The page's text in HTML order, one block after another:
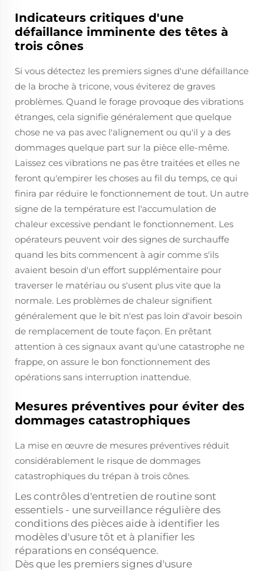
Indicateurs critiques d'une
défaillance imminente des têtes à
trois cônes
Si vous détectez les premiers signes d'une défaillance
de la broche à tricone, vous éviterez de graves
problèmes. Quand le forage provoque des vibrations
étranges, cela signifie généralement que quelque
chose ne va pas avec l'alignement ou qu'il y a des
dommages quelque part sur la pièce elle-même.
Laissez ces vibrations ne pas être traitées et elles ne
feront qu'empirer les choses au fil du temps, ce qui
finira par réduire le fonctionnement de tout. Un autre
signe de la température est l'accumulation de
chaleur excessive pendant le fonctionnement. Les
opérateurs peuvent voir des signes de surchauffe
quand les bits commencent à agir comme s'ils
avaient besoin d'un effort supplémentaire pour
traverser le matériau ou s'usent plus vite que la
normale. Les problèmes de chaleur signifient
généralement que le bit n'est pas loin d'avoir besoin
de remplacement de toute façon. En prêtant
attention à ces signaux avant qu'une catastrophe ne
frappe, on assure le bon fonctionnement des
opérations sans interruption inattendue.
Mesures préventives pour éviter des
dommages catastrophiques
La mise en œuvre de mesures préventives réduit
considérablement le risque de dommages
catastrophiques du trépan à trois cônes.
Les contrôles d'entretien de routine sont
essentiels - une surveillance régulière des
conditions des pièces aide à identifier les
modèles d'usure tôt et à planifier les
réparations en conséquence.
Dès que les premiers signes d'usure